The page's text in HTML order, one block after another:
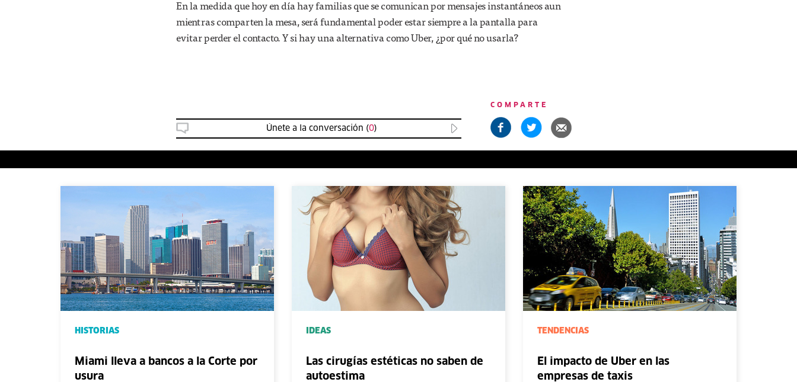
En la medida que hoy en día hay familias que se comunican por mensajes instantáneos aun
mientras comparten la mesa, será fundamental poder estar siempre a la pantalla para
evitar perder el contacto. Y si hay una alternativa como Uber, ¿por qué no usarla?
Únete a la conversación (0)
COMPARTE
HISTORIAS
Miami lleva a bancos a la Corte por
usura
IDEAS
Las cirugías estéticas no saben de
autoestima
TENDENCIAS
El impacto de Uber en las
empresas de taxis